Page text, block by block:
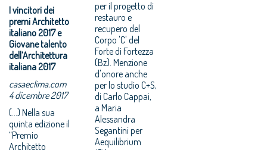
I vincitori dei
premi Architetto
italiano 2017 e
Giovane talento
dell’Architettura
italiana 2017
casaeclima.com
4 dicembre 2017
(...) Nella sua
quinta edizione il
“Premio
Architetto
per il progetto di
restauro e
recupero del
Corpo 'C' del
Forte di Fortezza
(Bz). Menzione
d'onore anche
per lo studio C+S,
di Carlo Cappai,
a Maria
Alessandra
Segantini per
Aequilibrium